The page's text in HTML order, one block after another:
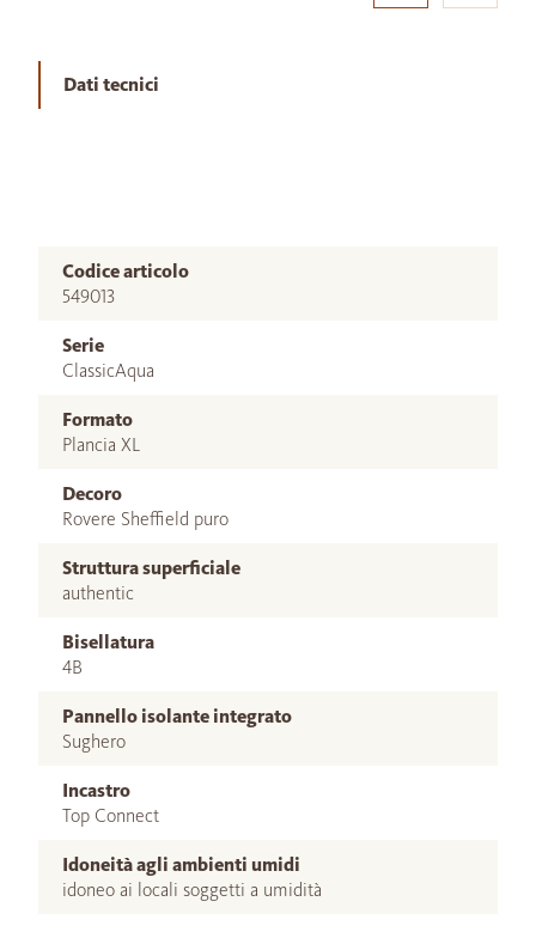
Dati tecnici
Codice articolo
549013
Serie
ClassicAqua
Formato
Plancia XL
Decoro
Rovere Sheffield puro
Struttura superficiale
authentic
Bisellatura
4B
Pannello isolante integrato
Sughero
Incastro
Top Connect
Idoneità agli ambienti umidi
idoneo ai locali soggetti a umidità